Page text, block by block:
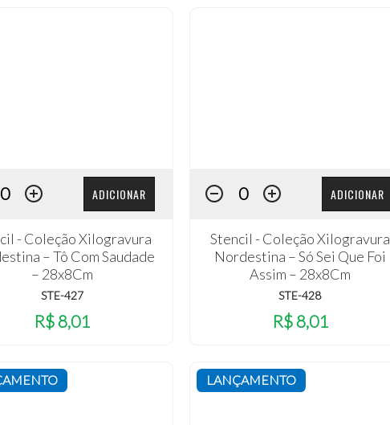
ADICIONAR
- Coleção Xilogravura
– Tô Com Saudade
– 28x8Cm
STE-427
R$ 8,01
ADICIONAR
Stencil - Coleção Xilogravura
Nordestina – Só Sei Que Foi
Assim – 28x8Cm
STE-428
R$ 8,01
LANÇAMENTO